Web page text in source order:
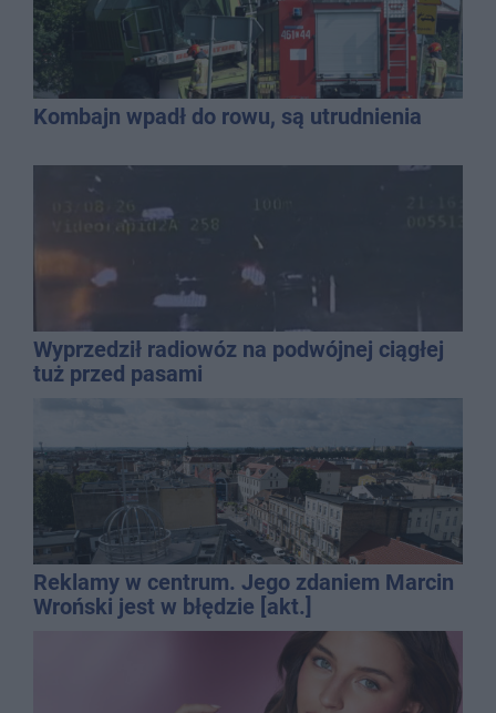
Kombajn wpadł do rowu, są utrudnienia
Wyprzedził radiowóz na podwójnej ciągłej
tuż przed pasami
Reklamy w centrum. Jego zdaniem Marcin
Wroński jest w błędzie [akt.]